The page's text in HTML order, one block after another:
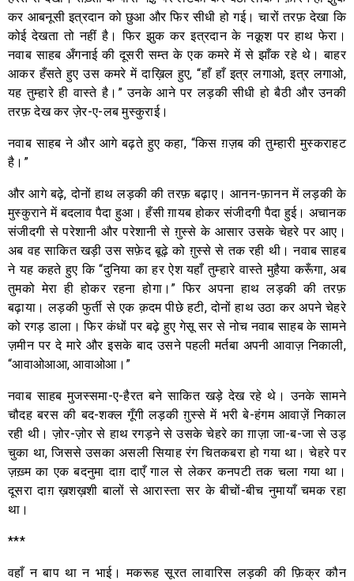
कर आबनूसी इत्रदान को छुआ और फिर सीधी हो गई। चारों तरफ़ देखा कि
कोई देखता तो नहीं है। फिर झुक कर इत्रदान के नक़ूश पर हाथ फेरा।
नवाब साहब अँगनाई की दूसरी सम्त के एक कमरे में से झाँक रहे थे। बाहर
आकर हँसते हुए उस कमरे में दाख़िल हुए, “हाँ हाँ इत्र लगाओ, इत्र लगाओ,
यह तुम्हारे ही वास्ते है।” उनके आने पर लड़की सीधी हो बैठी और उनकी
तरफ़ देख कर ज़ेर-ए-लब मुस्कुराई।
नवाब साहब ने और आगे बढ़ते हुए कहा, “किस ग़ज़ब की तुम्हारी मुस्कराहट
है।”
और आगे बढ़े, दोनों हाथ लड़की की तरफ़ बढ़ाए। आनन-फ़ानन में लड़की के
मुस्कुराने में बदलाव पैदा हुआ। हँसी ग़ायब होकर संजीदगी पैदा हुई। अचानक
संजीदगी से परेशानी और परेशानी से ग़ुस्से के आसार उसके चेहरे पर आए।
अब वह साकित खड़ी उस सफ़ेद बूढ़े को ग़ुस्से से तक रही थी। नवाब साहब
ने यह कहते हुए कि “दुनिया का हर ऐश यहाँ तुम्हारे वास्ते मुहैया करूँगा, अब
तुमको मेरा ही होकर रहना होगा।” फिर अपना हाथ लड़की की तरफ़
बढ़ाया। लड़की फुर्ती से एक क़दम पीछे हटी, दोनों हाथ उठा कर अपने चेहरे
को रगड़ डाला। फिर कंधों पर बढ़े हुए गेसू सर से नोच नवाब साहब के सामने
ज़मीन पर दे मारे और इसके बाद उसने पहली मर्तबा अपनी आवाज़ निकाली,
“आवाओआआ, आवाओआ।”
नवाब साहब मुजस्समा-ए-हैरत बने साकित खड़े देख रहे थे। उनके सामने
चौदह बरस की बद-शक्ल गूँगी लड़की ग़ुस्से में भरी बे-हंगम आवाज़ें निकाल
रही थी। ज़ोर-ज़ोर से हाथ रगड़ने से उसके चेहरे का ग़ाज़ा जा-ब-जा से उड़
चुका था, जिससे उसका असली सियाह रंग चितकबरा हो गया था। चेहरे पर
ज़ख़्म का एक बदनुमा दाग़ दाएँ गाल से लेकर कनपटी तक चला गया था।
दूसरा दाग़ ख़शख़शी बालों से आरास्ता सर के बीचों-बीच नुमायाँ चमक रहा
था।
***
वहाँ न बाप था न भाई। मकरूह सूरत लावारिस लड़की की फ़िक्र कौन